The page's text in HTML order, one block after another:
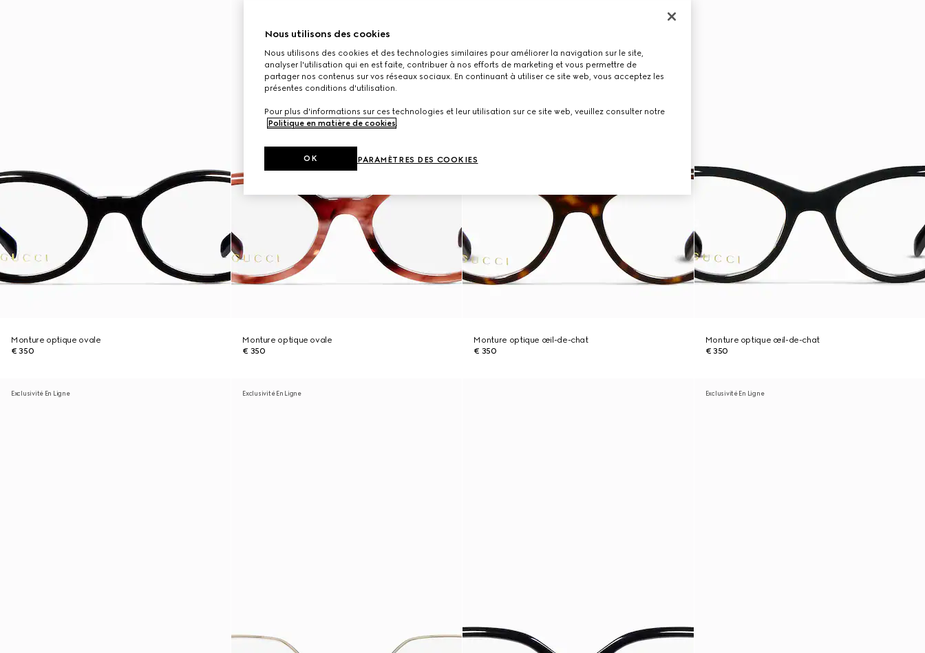
Monture optique ovale
€ 350
Monture optique ovale
€ 350
Monture optique œil-de-chat
€ 350
Monture optique œil-de-chat
€ 350
Exclusivité En Ligne Exclusivité En Ligne Exclusivité En Ligne
Nous utilisons des cookies
Nous utilisons des cookies et des technologies similaires pour améliorer la navigation sur le site,
analyser l'utilisation qui en est faite, contribuer à nos efforts de marketing et vous permettre de
partager nos contenus sur vos réseaux sociaux. En continuant à utiliser ce site web, vous acceptez les
présentes conditions d'utilisation.
Pour plus d'informations sur ces technologies et leur utilisation sur ce site web, veuillez consulter notre
Politique en matière de cookies.
PARAMÈTRES DES COOKIES
OK